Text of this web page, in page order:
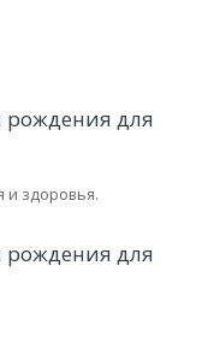
и здоровья.